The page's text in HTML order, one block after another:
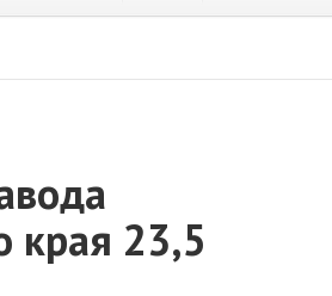
края 23,5